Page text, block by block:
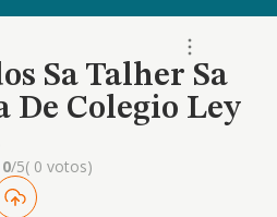
Sa Talher Sa
De Colegio Ley
0/5( 0 votos)